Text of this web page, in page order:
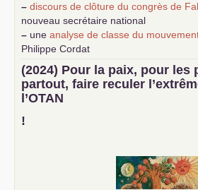
– discours de clôture du congrès de
nouveau secrétaire national
– une analyse de classe du
Philippe Cordat
–
un texte de Jean-Claude Delaunay
science sociale de notre temps
–un appel proposé aux partis
d’Europe
–
(2024) Pour la paix, pour les
partout, faire reculer
l’OTAN
!